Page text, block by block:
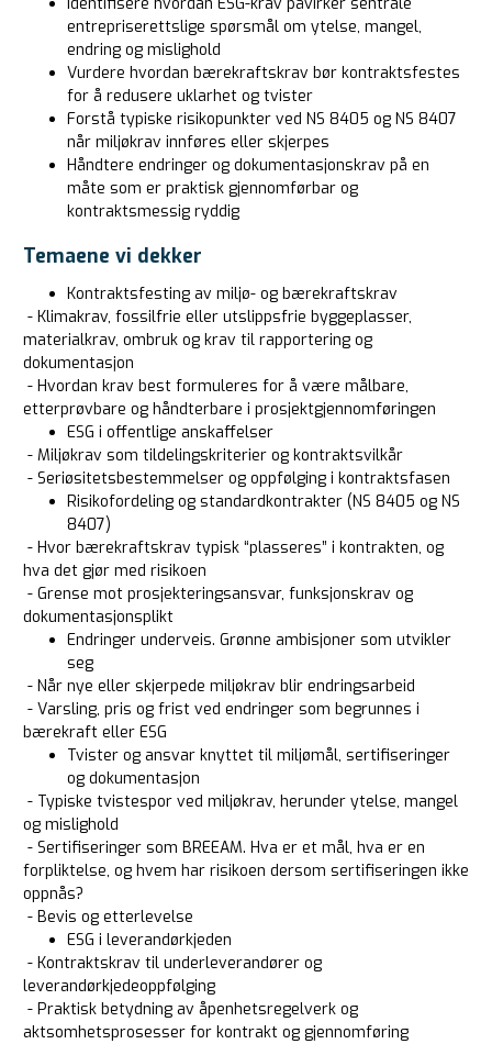
entrepriserettslige spørsmål om ytelse, mangel,
endring og mislighold
Vurdere hvordan bærekraftskrav bør kontraktsfestes
for å redusere uklarhet og tvister
Forstå typiske risikopunkter ved NS 8405 og NS 8407
når miljøkrav innføres eller skjerpes
Håndtere endringer og dokumentasjonskrav på en
måte som er praktisk gjennomførbar og
kontraktsmessig ryddig
Temaene vi dekker
Kontraktsfesting av miljø- og bærekraftskrav
- Klimakrav, fossilfrie eller utslippsfrie byggeplasser,
materialkrav, ombruk og krav til rapportering og
dokumentasjon
- Hvordan krav best formuleres for å være målbare,
etterprøvbare og håndterbare i prosjektgjennomføringen
ESG i offentlige anskaffelser
- Miljøkrav som tildelingskriterier og kontraktsvilkår
- Seriøsitetsbestemmelser og oppfølging i kontraktsfasen
Risikofordeling og standardkontrakter (NS 8405 og NS
8407)
- Hvor bærekraftskrav typisk “plasseres” i kontrakten, og
hva det gjør med risikoen
- Grense mot prosjekteringsansvar, funksjonskrav og
dokumentasjonsplikt
Endringer underveis. Grønne ambisjoner som utvikler
seg
- Når nye eller skjerpede miljøkrav blir endringsarbeid
- Varsling, pris og frist ved endringer som begrunnes i
bærekraft eller ESG
Tvister og ansvar knyttet til miljømål, sertifiseringer
og dokumentasjon
- Typiske tvistespor ved miljøkrav, herunder ytelse, mangel
og mislighold
- Sertifiseringer som BREEAM. Hva er et mål, hva er en
forpliktelse, og hvem har risikoen dersom sertifiseringen ikke
oppnås?
- Bevis og etterlevelse
ESG i leverandørkjeden
- Kontraktskrav til underleverandører og
leverandørkjedeoppfølging
- Praktisk betydning av åpenhetsregelverk og
aktsomhetsprosesser for kontrakt og gjennomføring